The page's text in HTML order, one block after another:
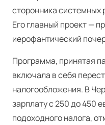
сторонника
Его главный проект —
иерофантический
Программа, принятая
включала в себя
налогообложения. В
зарплату с 250 до 450
подоходного налога,